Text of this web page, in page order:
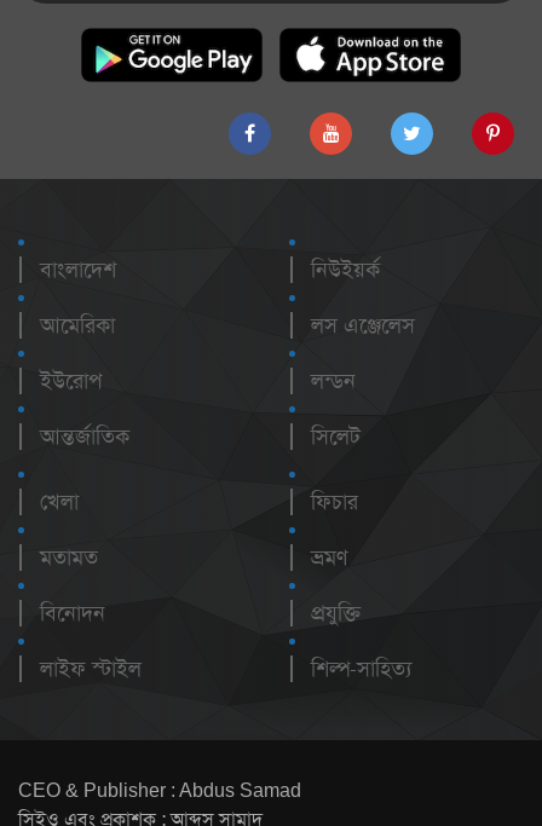
বাংলাদেশ
আমেরিকা
ইউরোপ
আন্তর্জাতিক
নিউইয়র্ক
লস এঞ্জেলেস
লন্ডন
সিলেট
খেলা
মতামত
বিনোদন
লাইফ স্টাইল
ফিচার
ভ্রমণ
প্রযুক্তি
শিল্প-সাহিত্য
CEO & Publisher : Abdus Samad
সিইও এবং প্রকাশক : আব্দুস সামাদ